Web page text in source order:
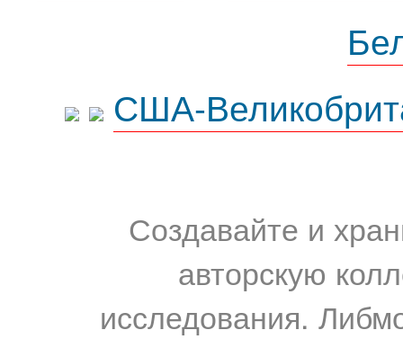
США-
Создавайте и
авторскую
исследования.